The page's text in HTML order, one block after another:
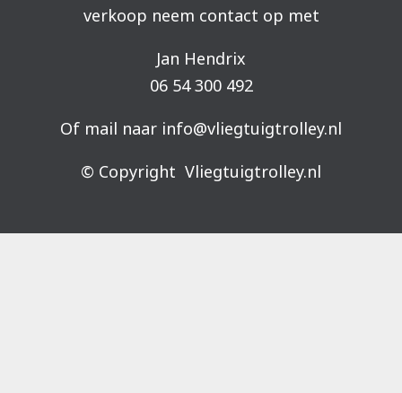
verkoop neem contact op met
Jan Hendrix
06 54 300 492
Of mail naar info@vliegtuigtrolley.nl
© Copyright Vliegtuigtrolley.nl